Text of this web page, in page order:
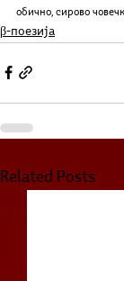
обично, сирово
β-поезија
Related Posts